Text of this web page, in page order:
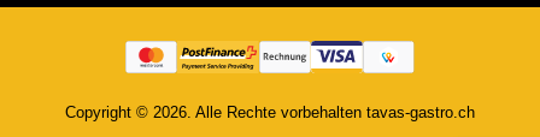
Copyright © 2026. Alle Rechte vorbehalten tavas-gastro.ch